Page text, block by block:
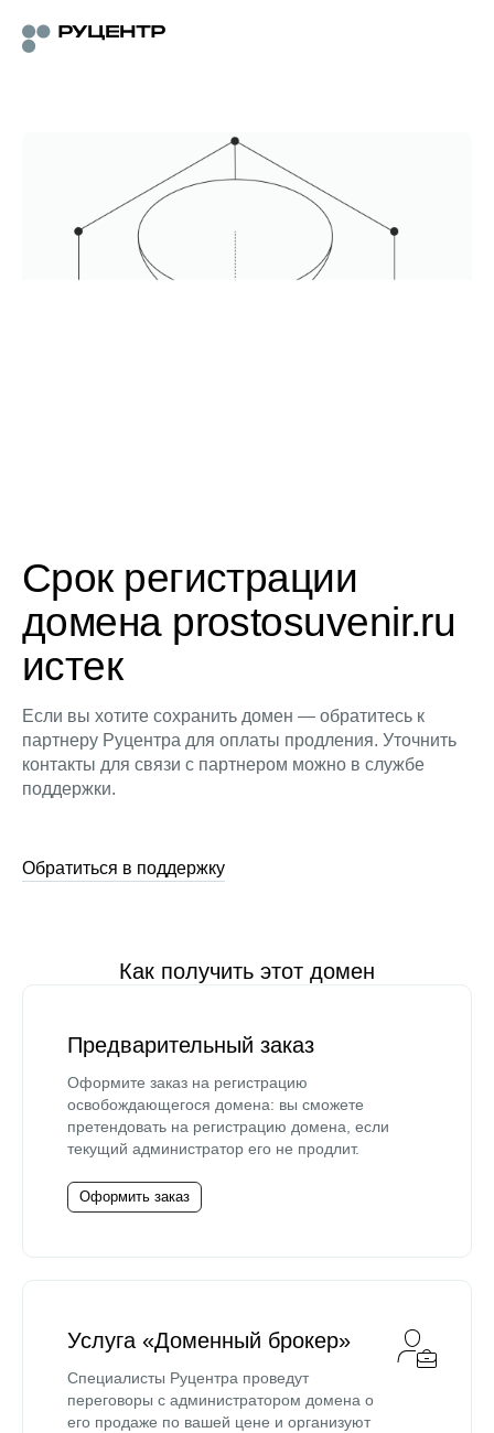
Срок регистрации
домена prostosuvenir.ru
истек
Если вы хотите сохранить домен — обратитесь к
партнеру Руцентра для оплаты продления. Уточнить
контакты для связи с партнером можно в службе
поддержки.
Обратиться в поддержку
Как получить этот домен
Предварительный заказ
Оформите заказ на регистрацию
освобождающегося домена: вы сможете
претендовать на регистрацию домена, если
текущий администратор его не продлит.
Оформить заказ
Услуга «Доменный брокер»
Специалисты Руцентра проведут
переговоры с администратором домена о
его продаже по вашей цене и организуют